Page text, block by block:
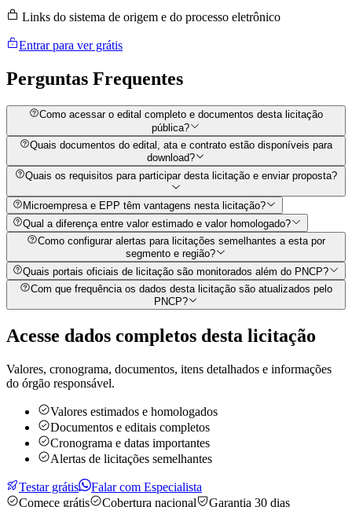
Links do sistema de origem e do processo eletrônico
Entrar para ver grátis
Perguntas Frequentes
Como acessar o edital completo e documentos desta licitação
pública?
Quais documentos do edital, ata e contrato estão disponíveis para
download?
Quais os requisitos para participar desta licitação e enviar proposta?
Microempresa e EPP têm vantagens nesta licitação?
Qual a diferença entre valor estimado e valor homologado?
Como configurar alertas para licitações semelhantes a esta por
segmento e região?
Quais portais oficiais de licitação são monitorados além do PNCP?
Com que frequência os dados desta licitação são atualizados pelo
PNCP?
Acesse dados completos desta licitação
Valores, cronograma, documentos, itens detalhados e informações
do órgão responsável.
Valores estimados e homologados
Documentos e editais completos
Cronograma e datas importantes
Alertas de licitações semelhantes
Testar grátis
Falar com Especialista
Comece grátis
Cobertura nacional Garantia 30 dias